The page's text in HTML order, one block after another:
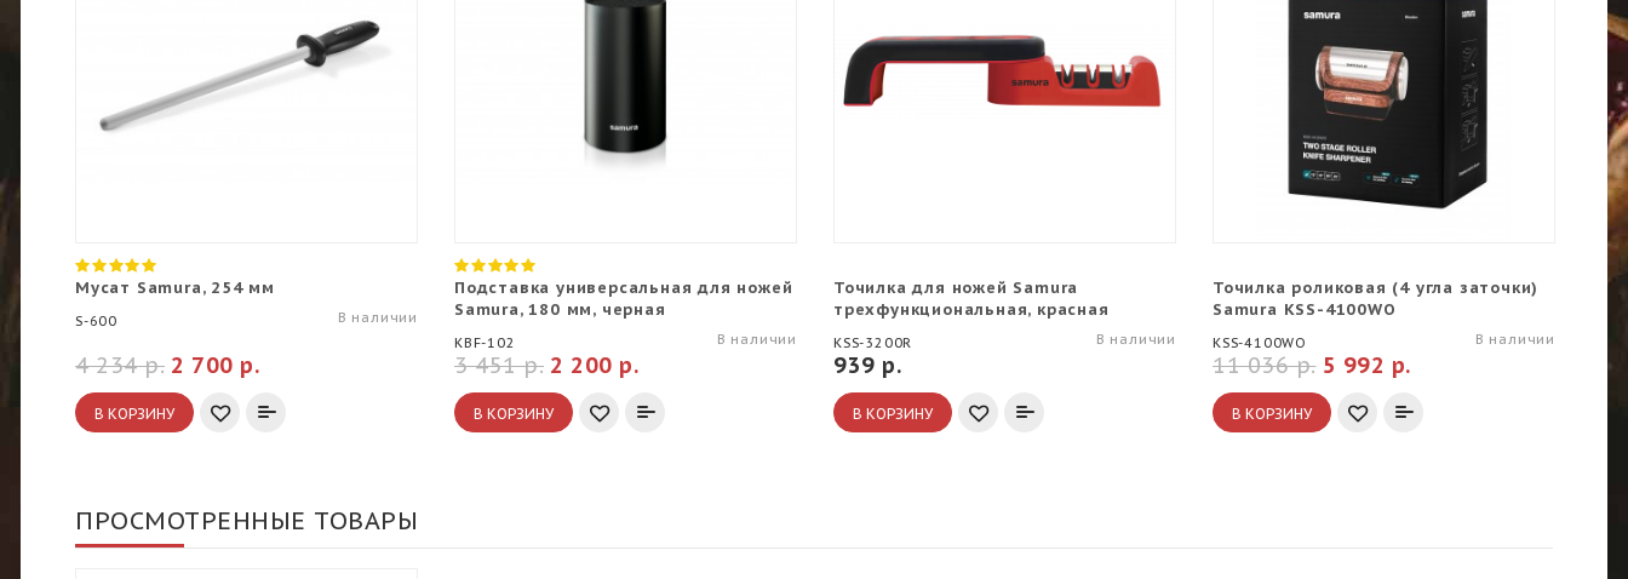
Мусат Samura, 254 мм
S-600 В наличии
2 700 р.
4 234 р.
В КОРЗИНУ
Подставка универсальная для ножей
Samura, 180 мм, черная
KBF-102 В наличии
2 200 р.
3 451 р.
В КОРЗИНУ
Точилка для ножей Samura
трехфункциональная, красная
KSS-3200R В наличии
939 р.
В КОРЗИНУ
Точилка роликовая (4 угла заточки)
Samura KSS-4100WO
KSS-4100WO В наличии
5 992 р.
11 036 р.
В КОРЗИНУ
7
ПРОСМОТРЕННЫЕ ТОВАРЫ